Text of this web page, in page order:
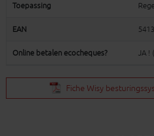
Toepassing
EAN
Online betalen ecocheques? JA !
Fiche Wisy